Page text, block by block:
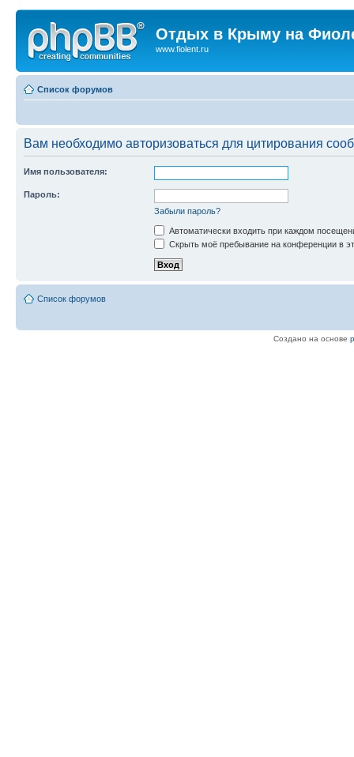
Отдых в Крыму на
www.fiolent.ru
Список форумов
Вам необходимо авторизоваться для цитирования
Имя пользователя:
Пароль:
Забыли пароль?
Автоматически входить при каждом
Скрыть моё пребывание на конференции в
Список форумов
Создано на основе